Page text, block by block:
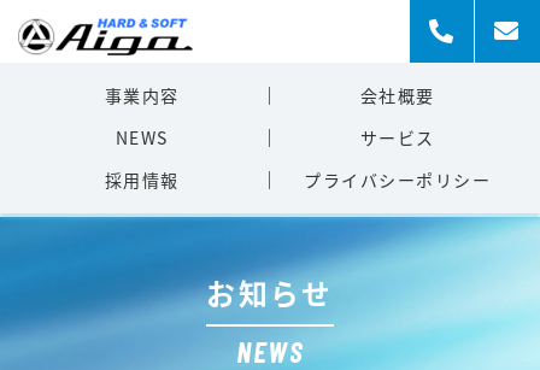
事業内容
会社概要
NEWS
サービス
採用情報
プライバシーポリシー
お知らせ
NEWS